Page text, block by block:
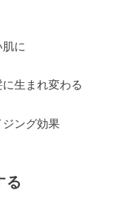
に
生まれ変わる
ジング効果
る